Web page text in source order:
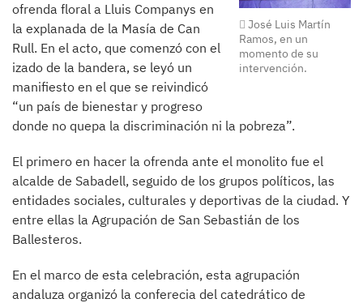
José Luis Martín
Ramos, en un
momento de su
intervención.
ofrenda floral a Lluis Companys en
la explanada de la Masía de Can
Rull. En el acto, que comenzó con el
izado de la bandera, se leyó un
manifiesto en el que se reivindicó
“un país de bienestar y progreso
donde no quepa la discriminación ni la pobreza”.
El primero en hacer la ofrenda ante el monolito fue el
alcalde de Sabadell, seguido de los grupos políticos, las
entidades sociales, culturales y deportivas de la ciudad. Y
entre ellas la Agrupación de San Sebastián de los
Ballesteros.
En el marco de esta celebración, esta agrupación
andaluza organizó la conferecia del catedrático de